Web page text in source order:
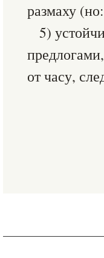
размаху
5)
от часу,